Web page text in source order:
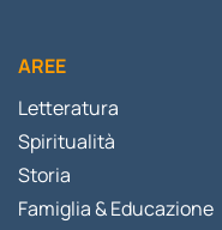
AREE
Letteratura
Spiritualità
Storia
Famiglia & Educazione